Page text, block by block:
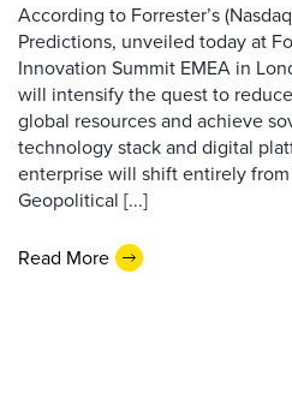
According to Forrester’s
Predictions, unveiled today at
Innovation Summit EMEA in
will intensify the quest to
global resources and achieve
technology stack and digital
enterprise will shift entirely
Geopolitical [...]
Read More